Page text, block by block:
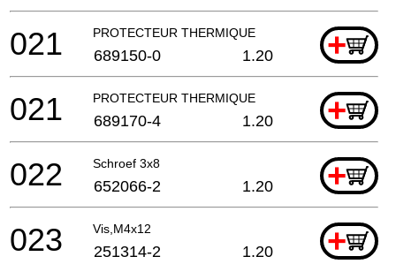
PROTECTEUR THERMIQUE +
021 689150-0 1.20
PROTECTEUR THERMIQUE +
021 689170-4 1.20
Schroef 3x8 +
022 652066-2 1.20
Vis,M4x12 +
023 251314-2 1.20